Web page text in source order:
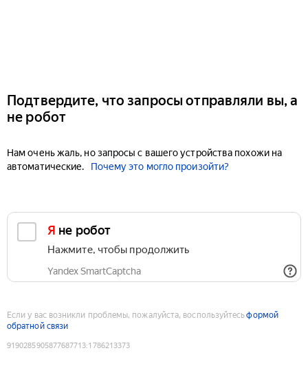
Подтвердите, что запросы отправляли вы, а
не робот
Нам очень жаль, но запросы с вашего устройства похожи на
автоматические.
Почему это могло произойти?
Я не робот
Нажмите, чтобы продолжить
Yandex SmartCaptcha
Если у вас возникли проблемы, пожалуйста, воспользуйтесьформой
обратной связи
9190285905877687713:1786213373